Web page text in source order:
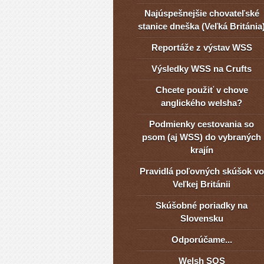
Najúspešnejšie chovateľské
stanice dneška (Veľká
Reportáže z výstav WSS
Výsledky WSS na Crufts
Chcete použiť v chove
anglického welsha?
Podmienky cestovania so
psom (aj WSS) do vybraných
krajín
Pravidlá poľovných skúšok vo
Veľkej Británii
Skúšobné poriadky na
Slovensku
Odporúčame...
Welsh SOS